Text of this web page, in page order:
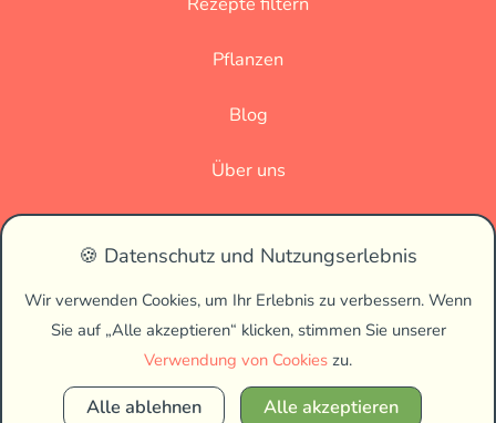
🍪 Datenschutz und Nutzungserlebnis
Wir verwenden Cookies, um Ihr Erlebnis zu verbessern. Wenn
Sie auf „Alle akzeptieren“ klicken, stimmen Sie unserer
Verwendung von Cookies zu.
Alle ablehnen Alle akzeptieren
Pflanzen
Blog
Über uns
Copyright © 2026 Vegan Biss